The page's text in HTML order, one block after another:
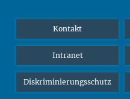
Kontakt
Intranet
Diskriminierungsschutz